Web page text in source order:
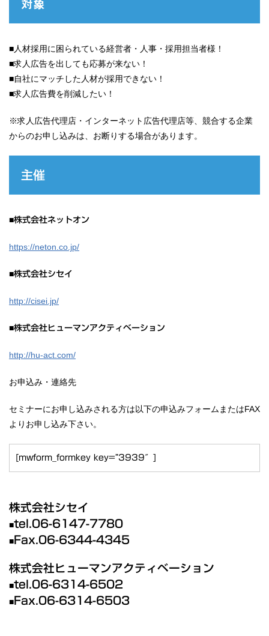
対象
■人材採用に困られている経営者・人事・採用担当者様！
■求人広告を出しても応募が来ない！
■自社にマッチした人材が採用できない！
■求人広告費を削減したい！
※求人広告代理店・インターネット広告代理店等、 競合する企業
からのお申し込みは、お断りする場合があります。
主催
■株式会社ネットオン
https://neton.co.jp/
■株式会社シセイ
http://cisei.jp/
■株式会社ヒューマンアクティベーション
http://hu-act.com/
お申込み・連絡先
セミナーにお申し込みされる方は以下の申込みフォームまたはFAX
よりお申し込み下さい。
[mwform_formkey key=”3939″]
株式会社シセイ
■tel.06-6147-7780
■Fax.06-6344-4345
株式会社ヒューマンアクティベーション
■tel.06-6314-6502
■Fax.06-6314-6503